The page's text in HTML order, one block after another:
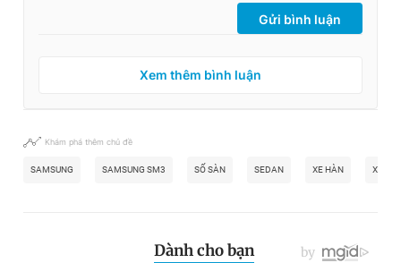
Gửi bình luận
Xem thêm bình luận
Khám phá thêm chủ đề
SAMSUNG SAMSUNG SM3 SỐ SÀN SEDAN XE HÀN XE CŨ